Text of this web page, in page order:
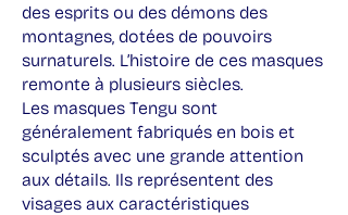
des esprits ou des démons des
montagnes, dotées de pouvoirs
surnaturels. L’histoire de ces masques
remonte à plusieurs siècles.
Les masques Tengu sont
généralement fabriqués en bois et
sculptés avec une grande attention
aux détails. Ils représentent des
visages aux caractéristiques